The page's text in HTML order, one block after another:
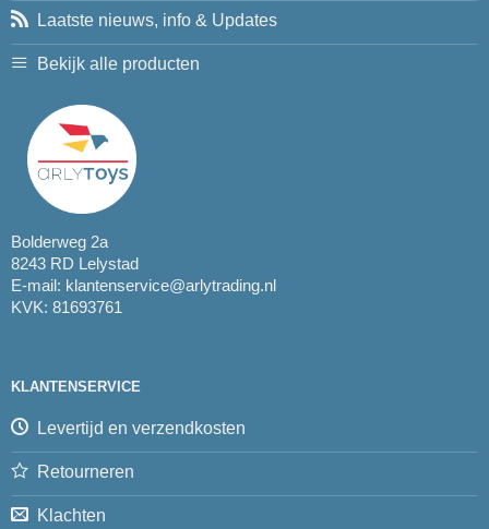
Laatste nieuws, info & Updates
Bekijk alle producten
Bolderweg 2a
8243 RD Lelystad
E-mail: klantenservice@arlytrading.nl
KVK: 81693761
KLANTENSERVICE
Levertijd en verzendkosten
Retourneren
Klachten